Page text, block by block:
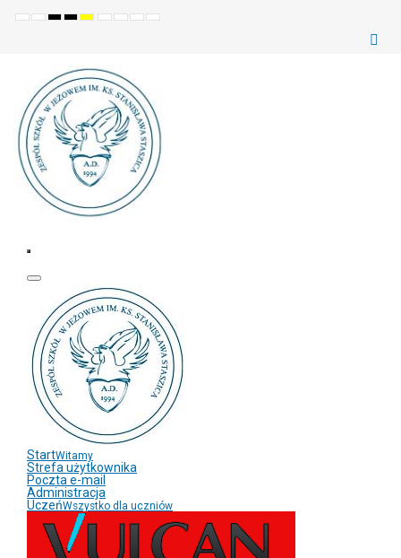
Ustawienia
TrybWysoki
Wysoki
Wysoki
SetSetMake
Set
StartWitamy
Strefa użytkownika
Poczta e-mail
Administracja
UczeńWszystko dla uczniów